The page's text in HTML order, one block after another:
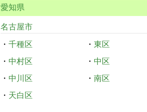
愛知県
名古屋市
・ 千種区 ・ 東区
・ 中村区 ・ 中区
・ 中川区 ・ 南区
・ 天白区